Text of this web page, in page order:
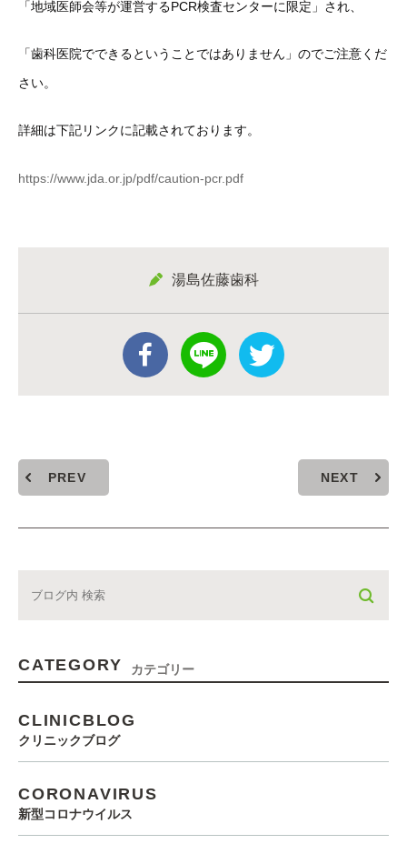
「地域医師会等が運営するPCR検査センターに限定」され、
「歯科医院でできるということではありません」のでご注意くだ
さい。
詳細は下記リンクに記載されております。
https://www.jda.or.jp/pdf/caution-pcr.pdf
湯島佐藤歯科
PREV NEXT
CATEGORY カテゴリー
CLINICBLOG
クリニックブログ
CORONAVIRUS
新型コロナウイルス